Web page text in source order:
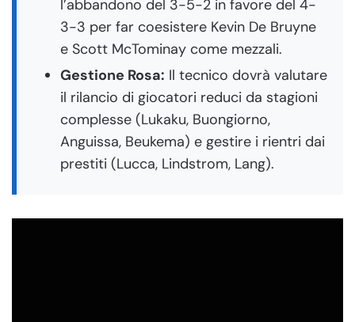
l’abbandono del 3-5-2 in favore del 4-
3-3 per far coesistere Kevin De Bruyne
e Scott McTominay come mezzali.
Gestione Rosa: Il tecnico dovrà valutare
il rilancio di giocatori reduci da stagioni
complesse (Lukaku, Buongiorno,
Anguissa, Beukema) e gestire i rientri dai
prestiti (Lucca, Lindstrom, Lang).